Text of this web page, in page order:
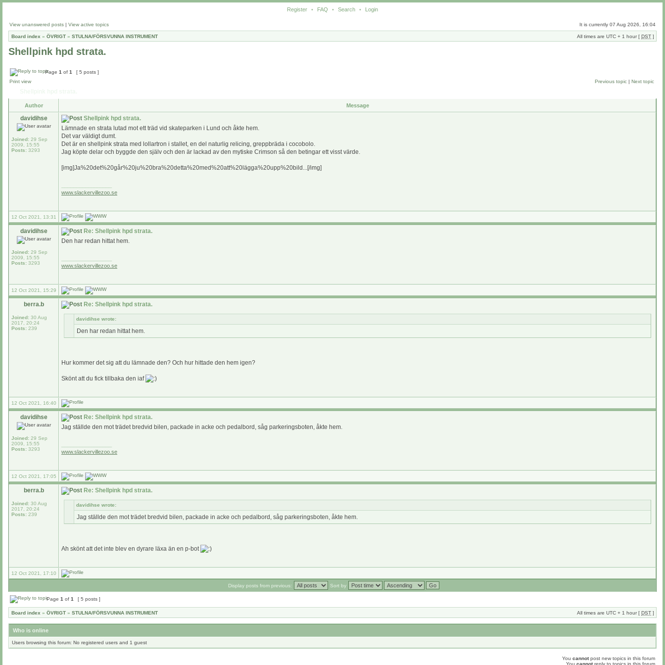
Register • FAQ • Search • Login
View unanswered posts | View active topics It is currently 07 Aug 2026, 16:04
Board index » ÖVRIGT » STULNA/FÖRSVUNNA INSTRUMENT All times are UTC + 1 hour [ DST ]
Shellpink hpd strata.
Page 1 of 1
[ 5 posts ]
Print view
Previous topic | Next topic
Author Message
davidihse
Joined: 29 Sep
2009, 15:55
Posts: 3293
Shellpink hpd strata.
Lämnade en strata lutad mot ett träd vid skateparken i Lund och åkte hem.
Det var väldigt dumt.
Det är en shellpink strata med lollartron i stallet, en del naturlig relicing, greppbräda i cocobolo.
Jag köpte delar och byggde den själv och den är lackad av den mytiske Crimson så den betingar ett visst värde.
[img]Ja%20det%20går%20ju%20bra%20detta%20med%20att%20lägga%20upp%20bild...[/img]
www.slackervillezoo.se
12 Oct 2021, 13:31
davidihse
Joined: 29 Sep
2009, 15:55
Posts: 3293
Re: Shellpink hpd strata.
Den har redan hittat hem.
www.slackervillezoo.se
12 Oct 2021, 15:29
berra.b
Joined: 30 Aug
2017, 20:24
Posts: 239
Re: Shellpink hpd strata.
davidihse wrote:
Den har redan hittat hem.
Hur kommer det sig att du lämnade den? Och hur hittade den hem igen?
Skönt att du fick tillbaka den iaf
12 Oct 2021, 16:40
davidihse
Joined: 29 Sep
2009, 15:55
Posts: 3293
Re: Shellpink hpd strata.
Jag ställde den mot trädet bredvid bilen, packade in acke och pedalbord, såg parkeringsboten, åkte hem.
www.slackervillezoo.se
12 Oct 2021, 17:05
berra.b
Joined: 30 Aug
2017, 20:24
Posts: 239
Re: Shellpink hpd strata.
davidihse wrote:
Jag ställde den mot trädet bredvid bilen, packade in acke och pedalbord, såg parkeringsboten, åkte hem.
Ah skönt att det inte blev en dyrare läxa än en p-bot
12 Oct 2021, 17:10
Display posts from previous: Sort by
Page 1 of 1 [ 5 posts ]
Board index » ÖVRIGT » STULNA/FÖRSVUNNA INSTRUMENT All times are UTC + 1 hour [ DST ]
Who is online
Users browsing this forum: No registered users and 1 guest
You cannotpost new topics in this forum
You cannotreply to topics in this forum